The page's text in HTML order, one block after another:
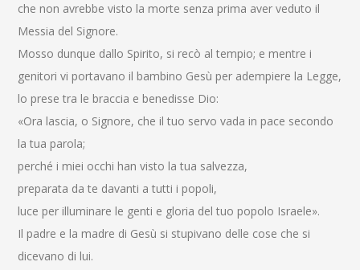
che non avrebbe visto la morte senza prima aver veduto il
Messia del Signore.
Mosso dunque dallo Spirito, si recò al tempio; e mentre i
genitori vi portavano il bambino Gesù per adempiere la Legge,
lo prese tra le braccia e benedisse Dio:
«Ora lascia, o Signore, che il tuo servo vada in pace secondo
la tua parola;
perché i miei occhi han visto la tua salvezza,
preparata da te davanti a tutti i popoli,
luce per illuminare le genti e gloria del tuo popolo Israele».
Il padre e la madre di Gesù si stupivano delle cose che si
dicevano di lui.